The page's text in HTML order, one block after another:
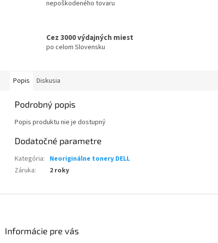
nepoškodeného tovaru
Cez 3000 výdajných miest
po celom Slovensku
Popis Diskusia
Podrobný popis
Popis produktu nie je dostupný
Dodatočné parametre
Kategória: Neoriginálne tonery DELL
Záruka: 2 roky
Informácie pre vás